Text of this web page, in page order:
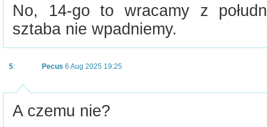
No, 14-go to wracamy z
sztaba nie wpadniemy.
5: Pecus 6 Aug 2025 19:25
A czemu nie?